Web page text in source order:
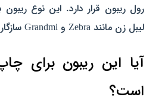
رول ریبون قرار دارد. این نوع ریبون
لیبل زن مانند Zebra و Grandmi سازگار است.
آیا این ریبون برای
است؟